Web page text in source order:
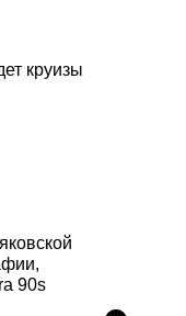
круизы
90s